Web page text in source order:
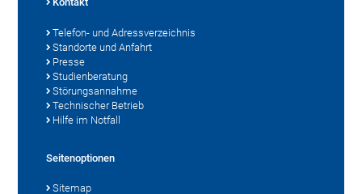
Telefon- und Adressverzeichnis
Standorte und Anfahrt
Presse
Studienberatung
Störungsannahme
Technischer Betrieb
Hilfe im Notfall
Seitenoptionen
Sitemap